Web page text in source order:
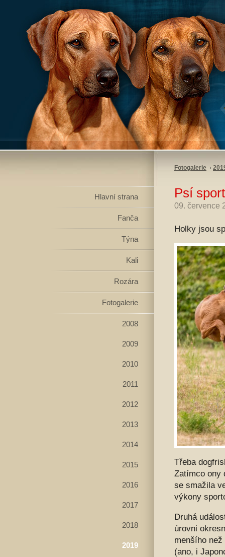
Hlavní strana
Fanča
Týna
Kali
Rozára
Fotogalerie
2008
2009
2010
2011
2012
2013
2014
2015
2016
2017
2018
2019
Fotogalerie ›
Psí
09. července
Holky jsou
Třeba
Zatímco ony
se smažila
výkony
Druhá
úrovni
menšího
(ano, i